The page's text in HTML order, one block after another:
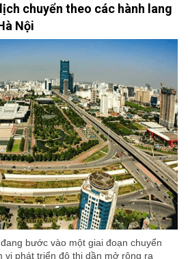
chuyển theo các hành lang
Nội
bước vào một giai đoạn chuyển
vi phát triển đô thị dần mở rộng ra